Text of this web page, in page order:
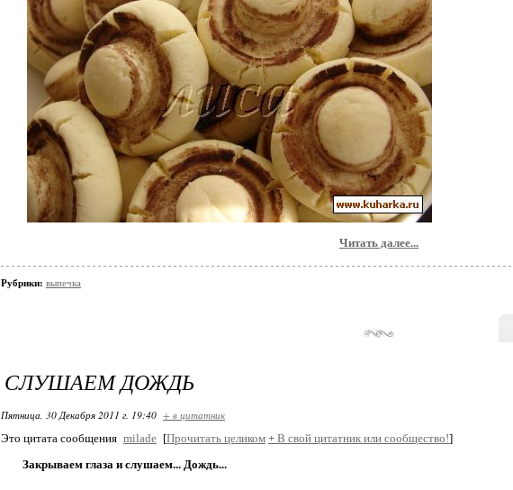
Читать далее...
Рубрики: выпечка
СЛУШАЕМ ДОЖДЬ
Пятница, 30 Декабря 2011 г. 19:40 + в цитатник
Это цитата сообщения milade [Прочитать целиком + В свой цитатник или сообщество!]
Закрываем глаза и слушаем... Дождь...